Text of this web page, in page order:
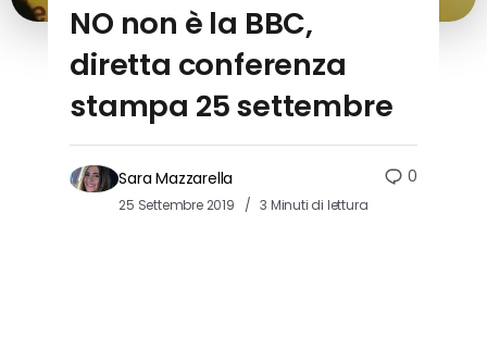
NO non è la BBC,
diretta conferenza
stampa 25 settembre
Sara Mazzarella
25 Settembre 2019 3 Minuti di lettura
0